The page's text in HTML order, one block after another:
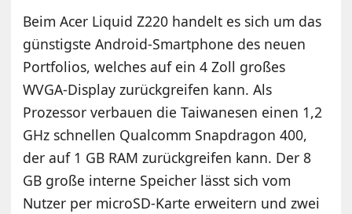
Beim Acer Liquid Z220 handelt es sich um das
günstigste Android-Smartphone des neuen
Portfolios, welches auf ein 4 Zoll großes
WVGA-Display zurückgreifen kann. Als
Prozessor verbauen die Taiwanesen einen 1,2
GHz schnellen Qualcomm Snapdragon 400,
der auf 1 GB RAM zurückgreifen kann. Der 8
GB große interne Speicher lässt sich vom
Nutzer per microSD-Karte erweitern und zwei